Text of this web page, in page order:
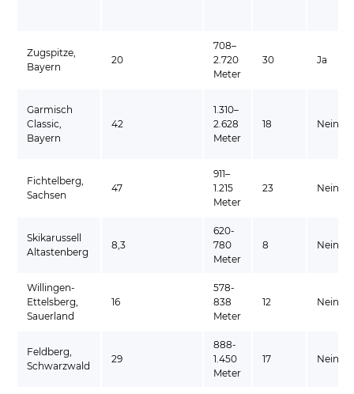
Zugspitze,
Bayern
20
708–
2.720
Meter
30 Ja
Garmisch
Classic,
Bayern
42
1.310–
2.628
Meter
18 Nein
Fichtelberg,
Sachsen
47
911–
1.215
Meter
23 Nein
Skikarussell
Altastenberg
8,3
620-
780
Meter
8 Nein
Willingen-
Ettelsberg,
Sauerland
16
578-
838
Meter
12 Nein
Feldberg,
Schwarzwald
29
888-
1.450
Meter
17 Nein